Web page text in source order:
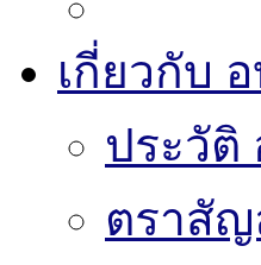
เกี่ยวกับ
ประวัติ
ตราสั